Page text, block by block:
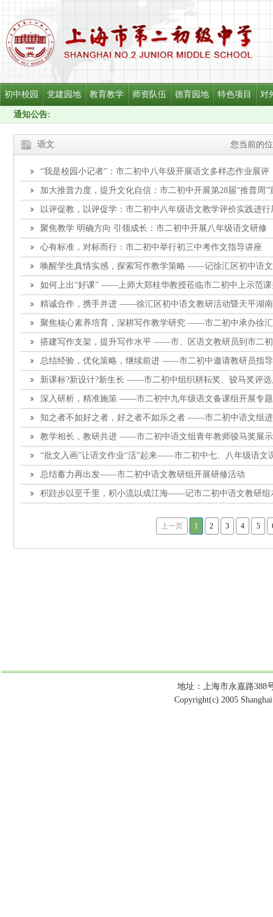
初中校园 党建园地 教育教学 师资队伍 德育园地 特色项目 对
通知公告:
您当前的
语文
“我是校园小记者”：市二初中八年级开展语文多样态作业展评
加大推普力度，提升文化自信：市二初中开展第28届“推普周”
以评促教，以评促学：市二初中八年级语文教学评价实践进行
聚焦教学 明确方向 引领成长：市二初中开展八年级语文研修
心有标准，对标而行：市二初中举行初三中考作文指导讲座
唤醒学生真情实感，探索写作教学策略 ——记徐汇区初中语
南”学区语文教学研修活动
如何上出“好课” ——上师大郑桂华教授莅临市二初中上示范
精诚合作，携手并进 ——徐汇区初中语文教研活动暨天平湖
举行
聚焦核心素养培育，深耕写作教学研究 ——市二初中承办徐
作教学研讨活动
搭建写作支架，提升写作水平 ——市、区语文教研员到市二
总结经验，优化策略，继续前进 ——市二初中邀请教研员指
新课标?新设计?新生长 ——市二初中组织耕耘奖、骏马奖评
深入研析，精准施策 ——市二初中九年级语文备课组开展专
知之者不如好之者，好之者不如乐之者 ——市二初中语文组
教学相长，教研共进 ——市二初中语文组青年教师骏马奖展
“批文入画”让语文作业“活”起来——市二初中七、八年级语文
总结蓄力再出发——市二初中语文教研组开展研修活动
积跬步以至千里，积小流以成江海——记市二初中语文教研组
上一页 1 2 3 4 5
地址：上海市永嘉路388
Copyright(c) 2005